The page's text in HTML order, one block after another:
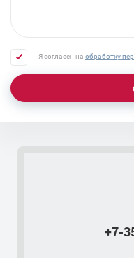
Удаление
Лечение скрытых
Лечение орхита
Я согласен на обработку
+7-